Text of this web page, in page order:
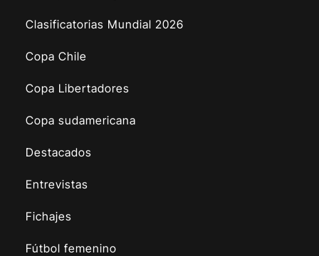
Clasificatorias Mundial 2026
Copa Chile
Copa Libertadores
Copa sudamericana
Destacados
Entrevistas
Fichajes
Fútbol femenino